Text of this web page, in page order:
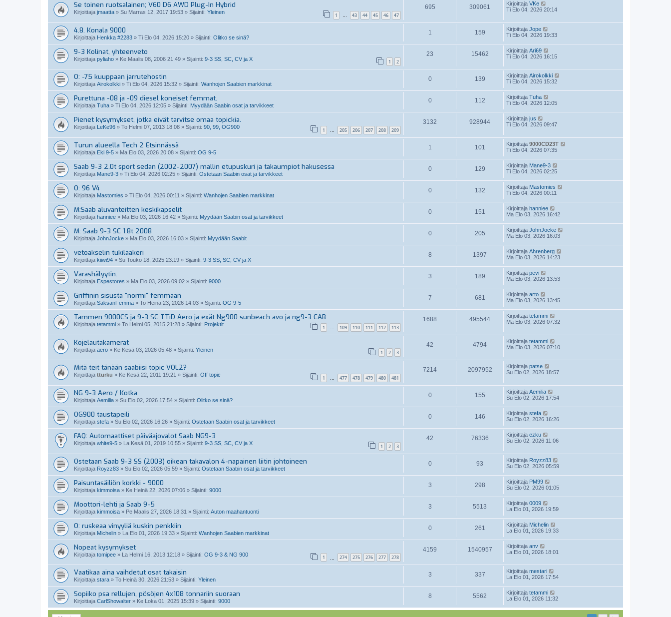
Se toinen ruotsalainen; V60 D6 AWD Plug-In Hybrid
Kirjoittaja jmaatta » Su Marras 12, 2017 19:53 » Sijainti: Yleinen 1 … 43 44 45 46 47
695 309061 Kirjoittaja VKe
Ti Elo 04, 2026 20:14
4.8. Konala 9000
Kirjoittaja Henkka #2283 » Ti Elo 04, 2026 15:20 » Sijainti: Olitko se sinä?
1 159 Kirjoittaja Jope
Ti Elo 04, 2026 19:33
9-3 Kolinat, yhteenveto
Kirjoittaja pyliaho » Ke Maalis 08, 2006 21:49 » Sijainti: 9-3 SS, SC, CV ja X 1 2
23 15462 Kirjoittaja Ari69
Ti Elo 04, 2026 16:15
O: -75 kuuppaan jarrutehostin
Kirjoittaja Airokolkki » Ti Elo 04, 2026 15:32 » Sijainti: Wanhojen Saabien markkinat
0 139 Kirjoittaja Airokolkki
Ti Elo 04, 2026 15:32
Purettuna -08 ja -09 diesel koneiset femmat.
Kirjoittaja Tuha » Ti Elo 04, 2026 12:05 » Sijainti: Myydään Saabin osat ja tarvikkeet
0 112 Kirjoittaja Tuha
Ti Elo 04, 2026 12:05
Pienet kysymykset, jotka eivät tarvitse omaa topickia.
Kirjoittaja LeKe96 » To Helmi 07, 2013 18:08 » Sijainti: 90, 99, OG900 1 … 205 206 207 208 209
3132 928944 Kirjoittaja jus
Ti Elo 04, 2026 09:47
Turun alueella Tech 2 Etsinnässä
Kirjoittaja Eki 9-5 » Ma Elo 03, 2026 20:08 » Sijainti: OG 9-5
1 101 Kirjoittaja 9000CD23T
Ti Elo 04, 2026 07:35
Saab 9-3 2.0t sport sedan (2002-2007) mallin etupuskuri ja takaumpiot hakusessa
Kirjoittaja Mane9-3 » Ti Elo 04, 2026 02:25 » Sijainti: Ostetaan Saabin osat ja tarvikkeet
0 129 Kirjoittaja Mane9-3
Ti Elo 04, 2026 02:25
O: 96 V4
Kirjoittaja Mastomies » Ti Elo 04, 2026 00:11 » Sijainti: Wanhojen Saabien markkinat
0 132 Kirjoittaja Mastomies
Ti Elo 04, 2026 00:11
M:Saab aluvanteitten keskikapselit
Kirjoittaja hanniee » Ma Elo 03, 2026 16:42 » Sijainti: Myydään Saabin osat ja tarvikkeet
0 151 Kirjoittaja hanniee
Ma Elo 03, 2026 16:42
M: Saab 9-3 SC 1.8t 2008
Kirjoittaja JohnJocke » Ma Elo 03, 2026 16:03 » Sijainti: Myydään Saabit
0 205 Kirjoittaja JohnJocke
Ma Elo 03, 2026 16:03
vetoakselin tukilaakeri
Kirjoittaja kiiwi94 » Su Touko 18, 2025 23:19 » Sijainti: 9-3 SS, SC, CV ja X
8 1397 Kirjoittaja Ahrenberg
Ma Elo 03, 2026 14:23
Varashälyytin.
Kirjoittaja Espestores » Ma Elo 03, 2026 09:02 » Sijainti: 9000
3 189 Kirjoittaja pevi
Ma Elo 03, 2026 13:53
Griffinin sisusta "normi" femmaan
Kirjoittaja SaksanFemma » To Heinä 23, 2026 14:03 » Sijainti: OG 9-5
7 681 Kirjoittaja arto
Ma Elo 03, 2026 13:45
Tammen 9000CS ja 9-3 SC TTiD Aero ja exät Ng900 sunbeach avo ja ng9-3 CAB
Kirjoittaja tetammi » To Helmi 05, 2015 21:28 » Sijainti: Projektit 1 … 109 110 111 112 113
1688 495544 Kirjoittaja tetammi
Ma Elo 03, 2026 07:32
Kojelautakamerat
Kirjoittaja aero » Ke Kesä 03, 2026 05:48 » Sijainti: Yleinen 1 2 3
42 4794 Kirjoittaja tetammi
Ma Elo 03, 2026 07:10
Mitä teit tänään saabiisi topic VOL2?
Kirjoittaja tturku » Ke Kesä 22, 2011 19:21 » Sijainti: Off topic 1 … 477 478 479 480 481
7214 2097952 Kirjoittaja patse
Su Elo 02, 2026 18:57
NG 9-3 Aero / Kotka
Kirjoittaja Aemilia » Su Elo 02, 2026 17:54 » Sijainti: Olitko se sinä?
0 155 Kirjoittaja Aemilia
Su Elo 02, 2026 17:54
OG900 taustapeili
Kirjoittaja stefa » Su Elo 02, 2026 16:26 » Sijainti: Ostetaan Saabin osat ja tarvikkeet
0 146 Kirjoittaja stefa
Su Elo 02, 2026 16:26
FAQ: Automaattiset päiväajovalot Saab NG9-3
Kirjoittaja white9-5 » La Kesä 01, 2019 10:55 » Sijainti: 9-3 SS, SC, CV ja X 1 2 3
42 76336 Kirjoittaja ezku
Su Elo 02, 2026 11:06
Ostetaan Saab 9-3 SS (2003) oikean takavalon 4-napainen liitin johtoineen
Kirjoittaja Royzz83 » Su Elo 02, 2026 05:59 » Sijainti: Ostetaan Saabin osat ja tarvikkeet
0 93 Kirjoittaja Royzz83
Su Elo 02, 2026 05:59
Paisuntasäiliön korkki - 9000
Kirjoittaja kimmoisa » Ke Heinä 22, 2026 07:06 » Sijainti: 9000
3 298 Kirjoittaja PM99
Su Elo 02, 2026 01:05
Moottori-lehti ja Saab 9-5
Kirjoittaja kimmoisa » Pe Maalis 27, 2026 18:31 » Sijainti: Auton maahantuonti
3 5513 Kirjoittaja 0009
La Elo 01, 2026 19:59
O: ruskeaa vinyyliä kuskin penkkiin
Kirjoittaja Michelin » La Elo 01, 2026 19:33 » Sijainti: Wanhojen Saabien markkinat
0 261 Kirjoittaja Michelin
La Elo 01, 2026 19:33
Nopeat kysymykset
Kirjoittaja tomipee » La Helmi 16, 2013 12:18 » Sijainti: OG 9-3 & NG 900 1 274 275 276 277 278
4159 1540957 Kirjoittaja anv
La Elo 01, 2026 18:01
Vaatikaa aina vaihdetut osat takaisin
Kirjoittaja stara » To Heinä 30, 2026 21:53 » Sijainti: Yleinen
3 337 Kirjoittaja mestari
La Elo 01, 2026 17:54
Sopiiko psa rellujen, pösöjen 4x108 tonnariin suoraan
Kirjoittaja CarlShowalter » Ke Loka 01, 2025 15:39 » Sijainti: 9000
8 5562 Kirjoittaja tetammi
La Elo 01, 2026 11:32